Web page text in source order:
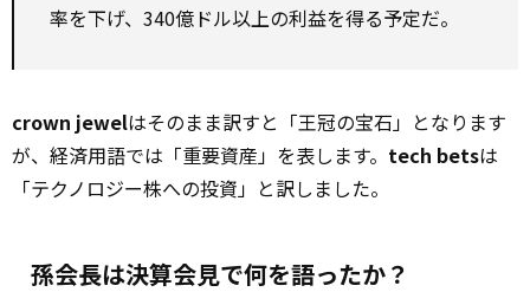
率を下げ、340億ドル以上の利益を得る予定だ。
crown jewelはそのまま訳すと「王冠の宝石」となります
が、経済用語では「重要資産」を表します。 tech betsは
「テクノロジー株への投資」と訳しました。
孫会長は決算会見で何を語ったか？